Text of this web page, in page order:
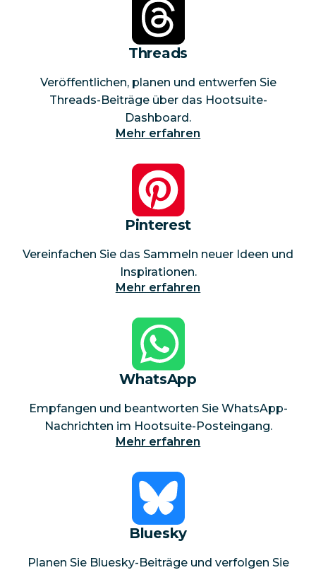
Threads
Veröffentlichen, planen und entwerfen Sie
Threads-Beiträge über das Hootsuite-
Dashboard.
Mehr erfahren
Pinterest
Vereinfachen Sie das Sammeln neuer Ideen und
Inspirationen.
Mehr erfahren
WhatsApp
Empfangen und beantworten Sie WhatsApp-
Nachrichten im Hootsuite-Posteingang.
Mehr erfahren
Bluesky
Planen Sie Bluesky-Beiträge und verfolgen Sie